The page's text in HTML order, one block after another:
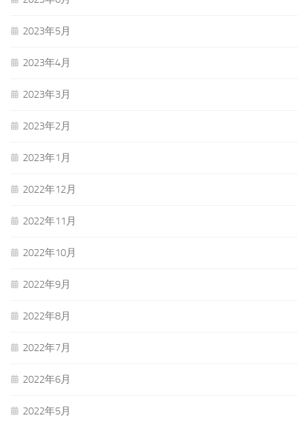
2023年5月
2023年4月
2023年3月
2023年2月
2023年1月
2022年12月
2022年11月
2022年10月
2022年9月
2022年8月
2022年7月
2022年6月
2022年5月